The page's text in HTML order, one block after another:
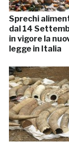
Sprechi
dal 14
in vigore la
legge in Italia